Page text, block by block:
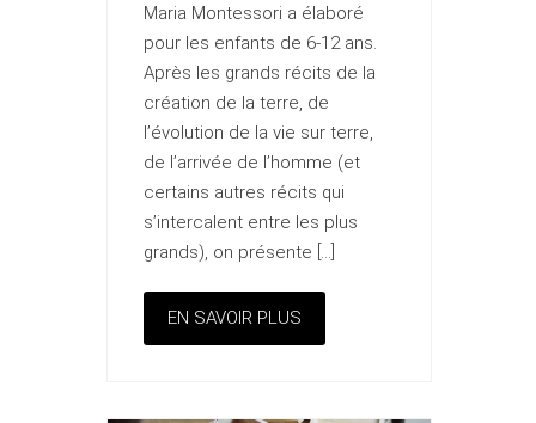
Maria Montessori a élaboré
pour les enfants de 6-12 ans.
Après les grands récits de la
création de la terre, de
l’évolution de la vie sur terre,
de l’arrivée de l’homme (et
certains autres récits qui
s’intercalent entre les plus
grands), on présente […]
EN SAVOIR PLUS